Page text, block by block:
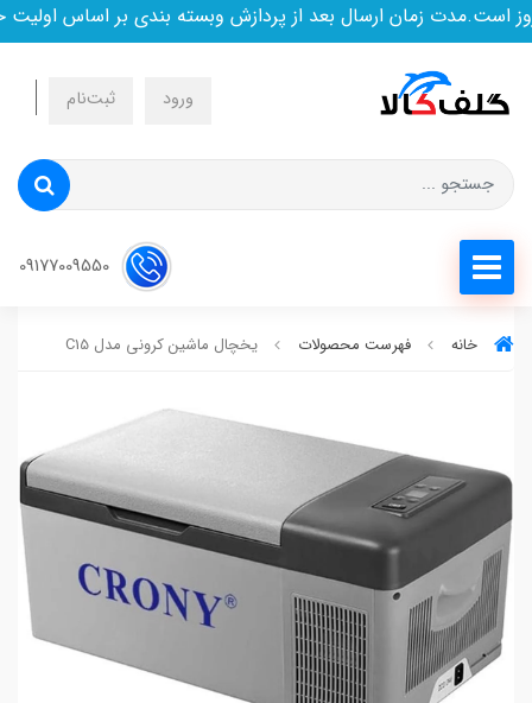
زمان ارسال بعد از پردازش وبسته بندی بر اساس اولیت
ورود ثبت‌نام
خانه فهرست محصولات یخچال ماشین کرونی مدل C15